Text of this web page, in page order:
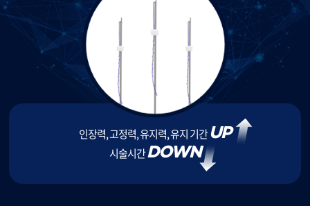
인장력, 고정력, 유지력, 유지 기간UP
시술시간DOWN